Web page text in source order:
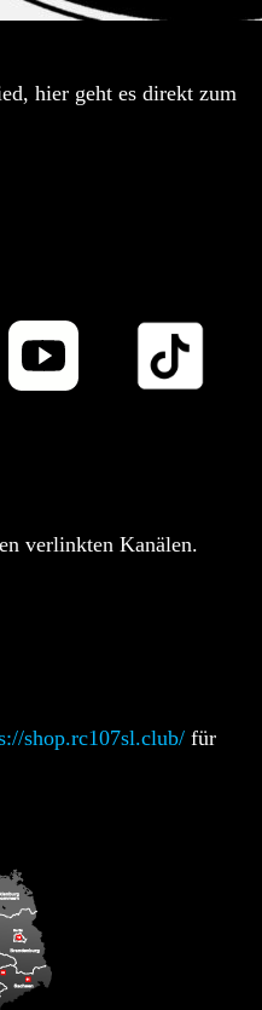
hier geht es direkt zum
verlinkten Kanälen.
shop.rc107sl.club/ für